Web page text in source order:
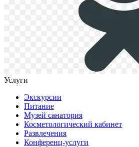
Услуги
Экскурсии
Питание
Музей санатория
Косметологический кабинет
Развлечения
Конференц-услуги